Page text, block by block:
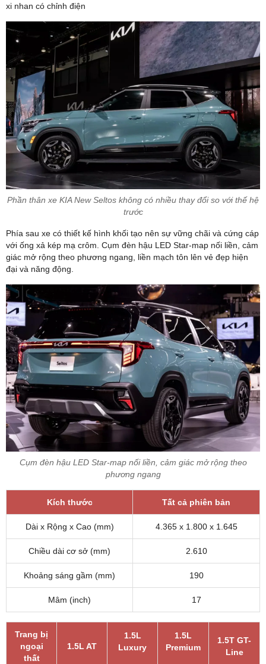
xi nhan có chỉnh điện
Phần thân xe KIA New Seltos không có nhiều thay đổi so với thế hệ
trước
Phía sau xe có thiết kế hình khối tạo nên sự vững chãi và cứng cáp
với ống xả kép mạ crôm. Cụm đèn hậu LED Star-map nối liền, cảm
giác mở rộng theo phương ngang, liền mạch tôn lên vẻ đẹp hiện
đại và năng động.
Cụm đèn hậu LED Star-map nối liền, cảm giác mở rộng theo
phương ngang
Kích thước Tất cả phiên bản
Dài x Rộng x Cao (mm) 4.365 x 1.800 x 1.645
Chiều dài cơ sở (mm) 2.610
Khoảng sáng gầm (mm) 190
Mâm (inch) 17
Trang bị
ngoại
thất
1.5L AT
1.5L
Luxury
1.5L
Premium
1.5T GT-
Line